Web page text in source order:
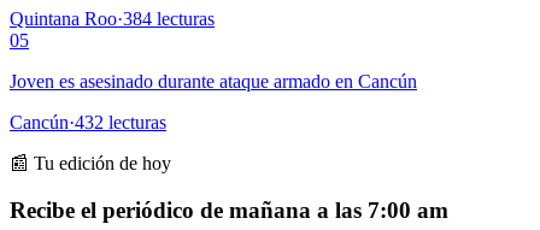
Quintana Roo·384 lecturas
05
Joven es asesinado durante ataque armado en Cancún
Cancún·432 lecturas
📰 Tu edición de hoy
Recibe el periódico de mañana a las 7:00 am